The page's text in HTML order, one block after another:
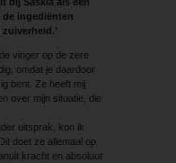
de ingediënten
vinger op de zere
omdat je daardoor
bent. Ze heeft mij
over mijn situatie, die
uitsprak, kon ik
doet ze allemaal op
kracht en absoluut